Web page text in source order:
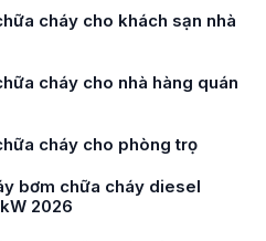
cháy cho khách sạn nhà
cháy cho nhà hàng quán
cháy cho phòng trọ
bơm chữa cháy diesel
2026